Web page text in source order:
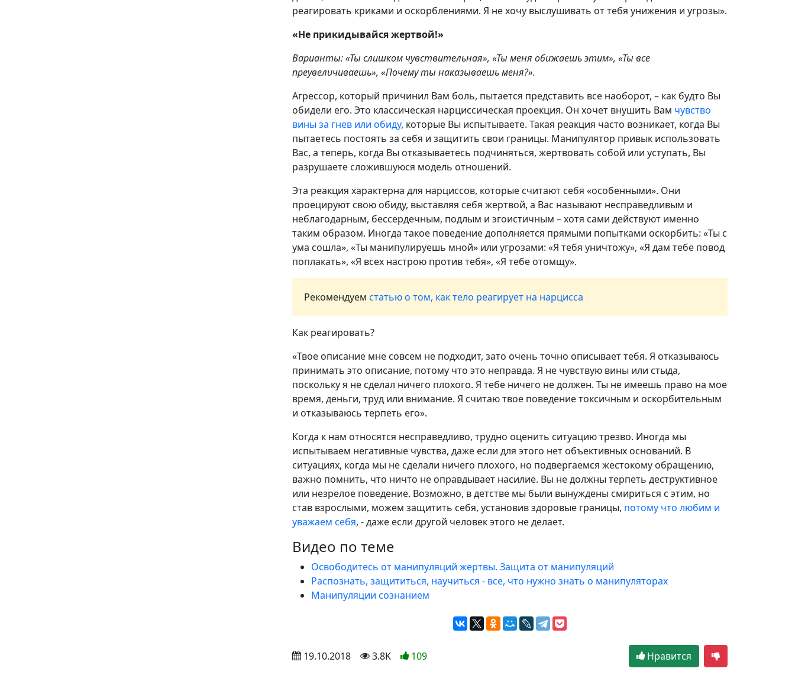
реагировать криками и оскорблениями. Я не хочу выслушивать от тебя унижения и угрозы».
«Не прикидывайся жертвой!»
Варианты: «Ты слишком чувствительная», «Ты меня обижаешь этим», «Ты все
преувеличиваешь», «Почему ты наказываешь меня?».
Агрессор, который причинил Вам боль, пытается представить все наоборот, – как будто Вы
обидели его. Это классическая нарциссическая проекция. Он хочет внушить Вам чувство
вины за гнев или обиду, которые Вы испытываете. Такая реакция часто возникает, когда Вы
пытаетесь постоять за себя и защитить свои границы. Манипулятор привык использовать
Вас, а теперь, когда Вы отказываетесь подчиняться, жертвовать собой или уступать, Вы
разрушаете сложившуюся модель отношений.
Эта реакция характерна для нарциссов, которые считают себя «особенными». Они
проецируют свою обиду, выставляя себя жертвой, а Вас называют несправедливым и
неблагодарным, бессердечным, подлым и эгоистичным – хотя сами действуют именно
таким образом. Иногда такое поведение дополняется прямыми попытками оскорбить: «Ты с
ума сошла», «Ты манипулируешь мной» или угрозами: «Я тебя уничтожу», «Я дам тебе повод
поплакать», «Я всех настрою против тебя», «Я тебе отомщу».
Рекомендуем статью о том, как тело реагирует на нарцисса
Как реагировать?
«Твое описание мне совсем не подходит, зато очень точно описывает тебя. Я отказываюсь
принимать это описание, потому что это неправда. Я не чувствую вины или стыда,
поскольку я не сделал ничего плохого. Я тебе ничего не должен. Ты не имеешь право на мое
время, деньги, труд или внимание. Я считаю твое поведение токсичным и оскорбительным
и отказываюсь терпеть его».
Когда к нам относятся несправедливо, трудно оценить ситуацию трезво. Иногда мы
испытываем негативные чувства, даже если для этого нет объективных оснований. В
ситуациях, когда мы не сделали ничего плохого, но подвергаемся жестокому обращению,
важно помнить, что ничто не оправдывает насилие. Вы не должны терпеть деструктивное
или незрелое поведение. Возможно, в детстве мы были вынуждены смириться с этим, но
став взрослыми, можем защитить себя, установив здоровые границы, потому что любим и
уважаем себя, - даже если другой человек этого не делает.
Видео по теме
Освободитесь от манипуляций жертвы. Защита от манипуляций
Распознать, защититься, научиться - все, что нужно знать о манипуляторах
Манипуляции сознанием
19.10.2018 3.8K 109 Нравится